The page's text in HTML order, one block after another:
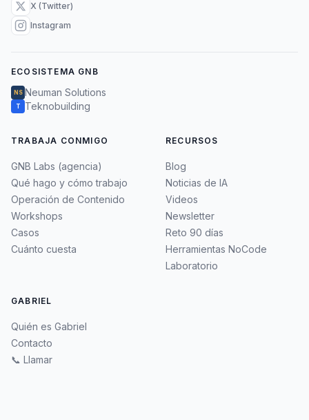
X (Twitter)
Instagram
ECOSISTEMA GNB
NS Neuman Solutions
T Teknobuilding
TRABAJA CONMIGO
GNB Labs (agencia)
Qué hago y cómo trabajo
Operación de Contenido
Workshops
Casos
Cuánto cuesta
RECURSOS
Blog
Noticias de IA
Videos
Newsletter
Reto 90 días
Herramientas NoCode
Laboratorio
GABRIEL
Quién es Gabriel
Contacto
📞 Llamar